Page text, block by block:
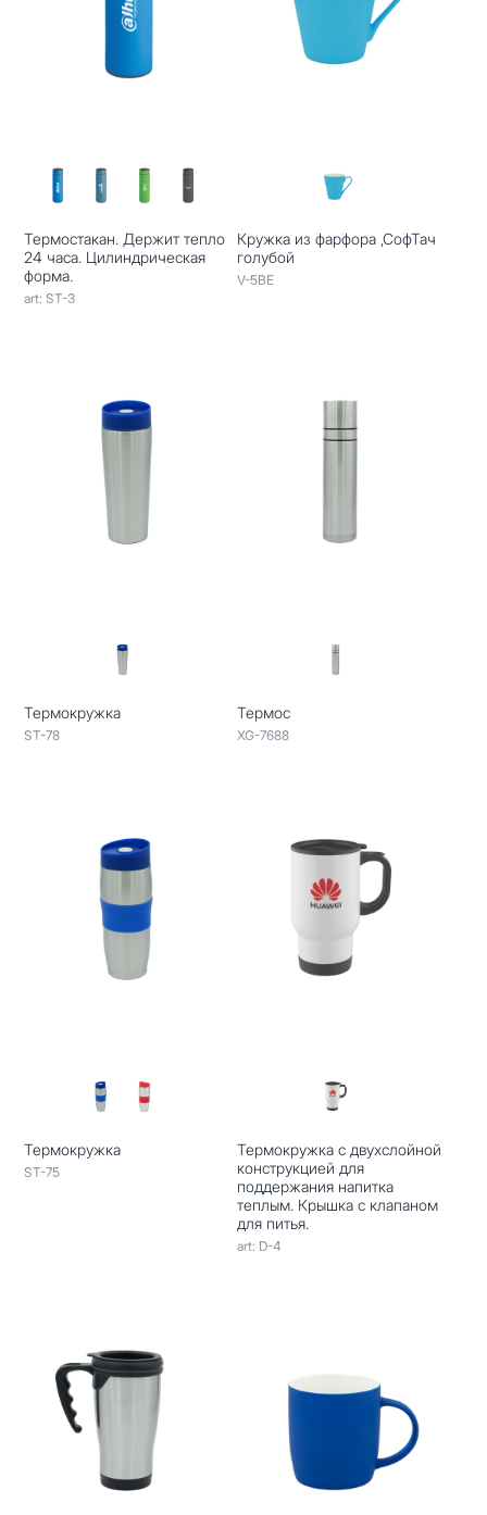
Термостакан. Держит тепло
24 часа. Цилиндрическая
форма.
art: ST-3
Кружка из фарфора ,СофТач
голубой
V-5BE
Термокружка
ST-78
Термос
XG-7688
Термокружка
ST-75
Термокружка с двухслойной
конструкцией для
поддержания напитка
теплым. Крышка с клапаном
для питья.
art: D-4